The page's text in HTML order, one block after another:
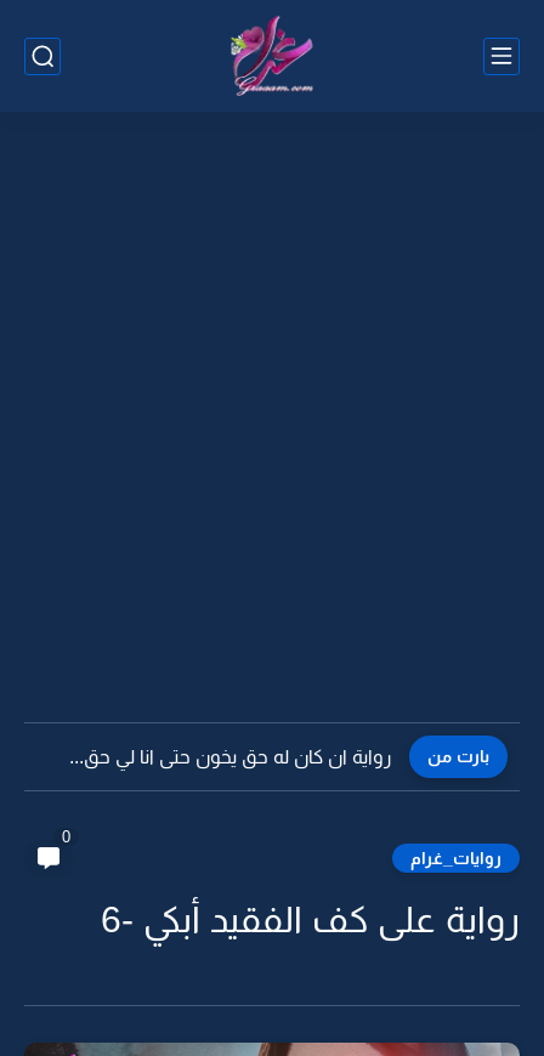
بارت من رواية ان كان له حق يخون حتى انا لي حق...
روايات_غرام
0
رواية على كف الفقيد أبكي -6